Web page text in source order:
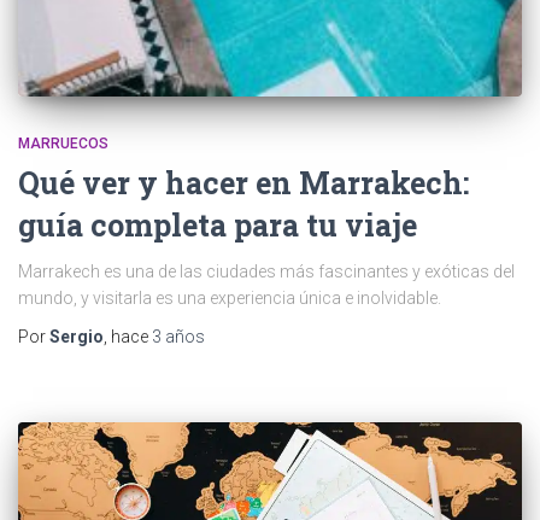
MARRUECOS
Qué ver y hacer en Marrakech:
guía completa para tu viaje
Marrakech es una de las ciudades más fascinantes y exóticas del
mundo, y visitarla es una experiencia única e inolvidable.
PorSergio, hace 3 años